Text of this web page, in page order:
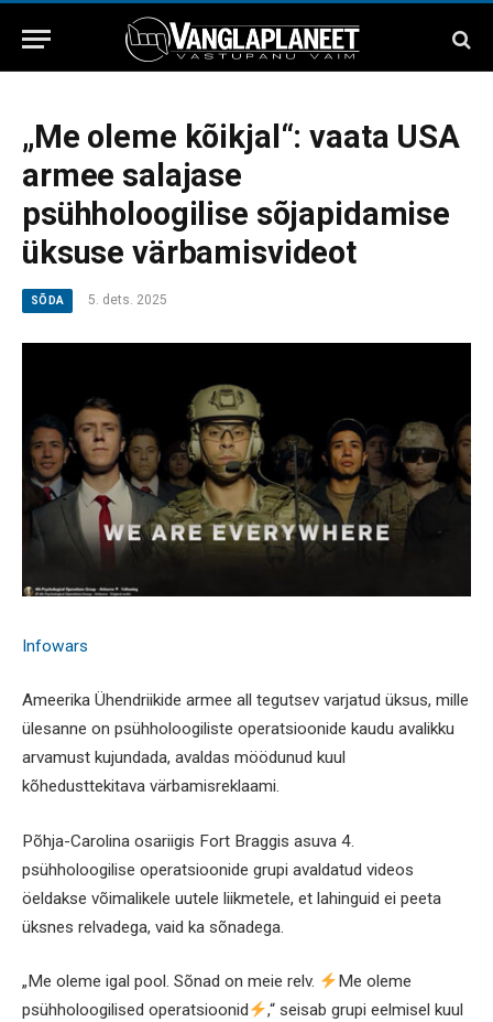
„Me oleme kõikjal“: vaata USA
armee salajase
psühholoogilise sõjapidamise
üksuse värbamisvideot
SÕDA 5. dets. 2025
Infowars
Ameerika Ühendriikide armee all tegutsev varjatud üksus, mille
ülesanne on psühholoogiliste operatsioonide kaudu avalikku
arvamust kujundada, avaldas möödunud kuul
kõhedusttekitava värbamisreklaami.
Põhja-Carolina osariigis Fort Braggis asuva 4.
psühholoogilise operatsioonide grupi avaldatud videos
öeldakse võimalikele uutele liikmetele, et lahinguid ei peeta
üksnes relvadega, vaid ka sõnadega.
„Me oleme igal pool. Sõnad on meie relv.
Me oleme
psühholoogilised operatsioonid
,“ seisab grupi eelmisel kuul